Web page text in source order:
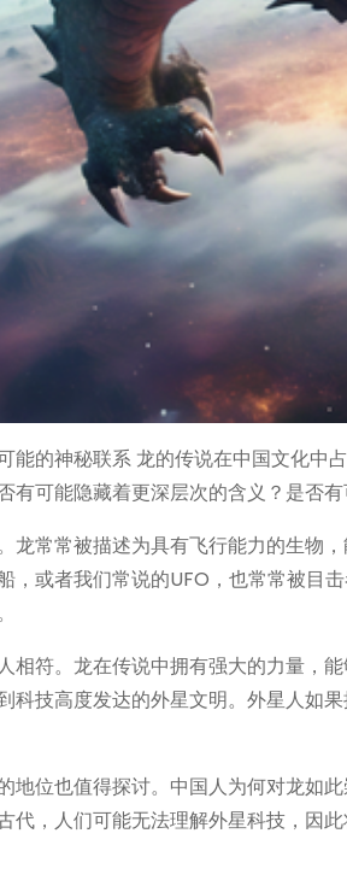
能的神秘联系 龙的传说在中国文化
有可能隐藏着更深层次的含义？是否
龙常常被描述为具有飞行能力的生物
，或者我们常说的UFO，也常常被目
相符。龙在传说中拥有强大的力量，
科技高度发达的外星文明。外星人如
地位也值得探讨。中国人为何对龙如
代，人们可能无法理解外星科技，因